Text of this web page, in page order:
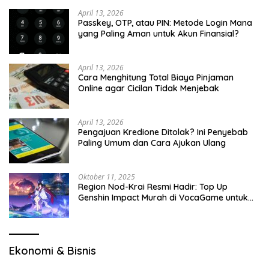
April 13, 2026
Passkey, OTP, atau PIN: Metode Login Mana
yang Paling Aman untuk Akun Finansial?
April 13, 2026
Cara Menghitung Total Biaya Pinjaman
Online agar Cicilan Tidak Menjebak
April 13, 2026
Pengajuan Kredione Ditolak? Ini Penyebab
Paling Umum dan Cara Ajukan Ulang
Oktober 11, 2025
Region Nod-Krai Resmi Hadir: Top Up
Genshin Impact Murah di VocaGame untuk
Ekonomi & Bisnis